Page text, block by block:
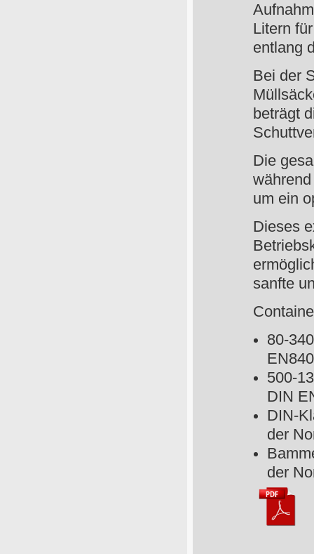
Litern
entlang
Bei der
beträgt
Die
um ein
Dieses
sanfte
80-
500-
DIN
DIN-
der
der